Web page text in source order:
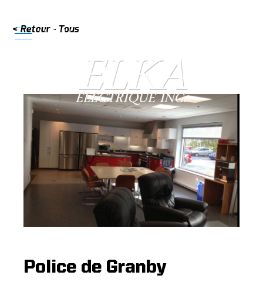
MENU
< Retour - Tous
Police de Granby